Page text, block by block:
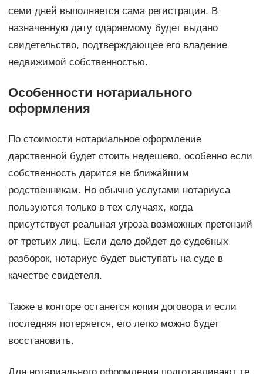
семи дней выполняется сама регистрация. В
назначенную дату одаряемому будет выдано
свидетельство, подтверждающее его владение
недвижимой собственностью.
Особенности нотариального
оформления
По стоимости нотариальное оформление
дарственной будет стоить недешево, особенно если
собственность дарится не ближайшим
родственникам. Но обычно услугами нотариуса
пользуются только в тех случаях, когда
присутствует реальная угроза возможных претензий
от третьих лиц. Если дело дойдет до судебных
разборок, нотариус будет выступать на суде в
качестве свидетеля.
Также в конторе останется копия договора и если
последняя потеряется, его легко можно будет
восстановить.